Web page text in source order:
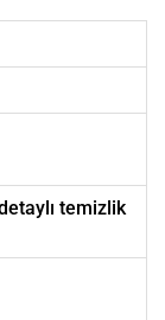
temizlik